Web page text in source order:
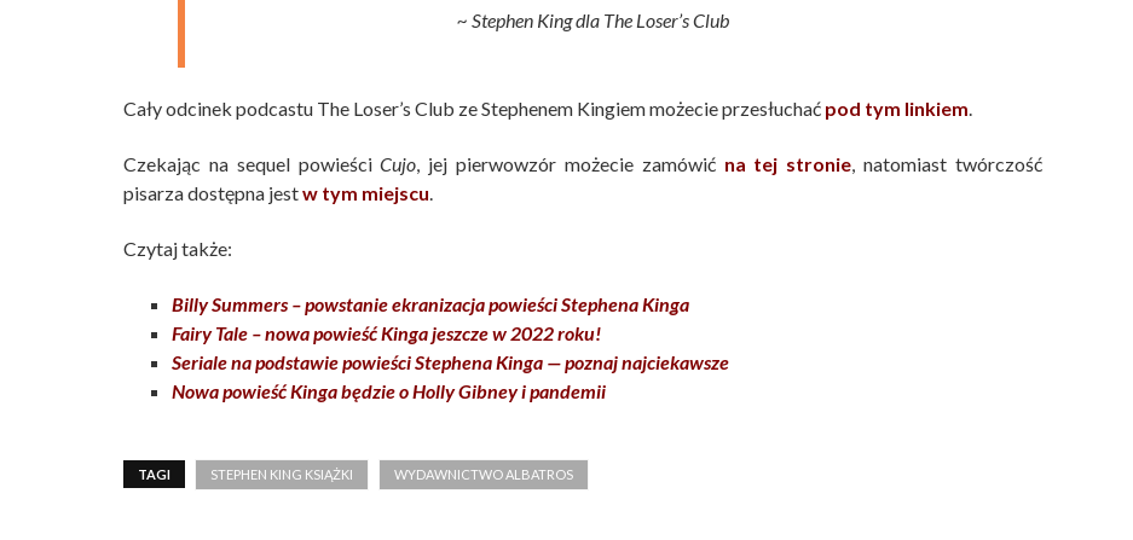
~ Stephen King dla The Loser’s Club
Cały odcinek podcastu The Loser’s Club ze Stephenem Kingiem możecie przesłuchać pod tym linkiem.
Czekając na sequel powieściCujo, jej pierwowzór możecie zamówić na tej stronie, natomiast twórczość
pisarza dostępna jestw tym miejscu.
Czytaj także:
Billy Summers – powstanie ekranizacja powieści Stephena Kinga
Fairy Tale – nowa powieść Kinga jeszcze w 2022 roku!
Seriale na podstawie powieści Stephena Kinga — poznaj najciekawsze
Nowa powieść Kinga będzie o Holly Gibney i pandemii
TAGI STEPHEN KING KSIĄŻKI WYDAWNICTWO ALBATROS